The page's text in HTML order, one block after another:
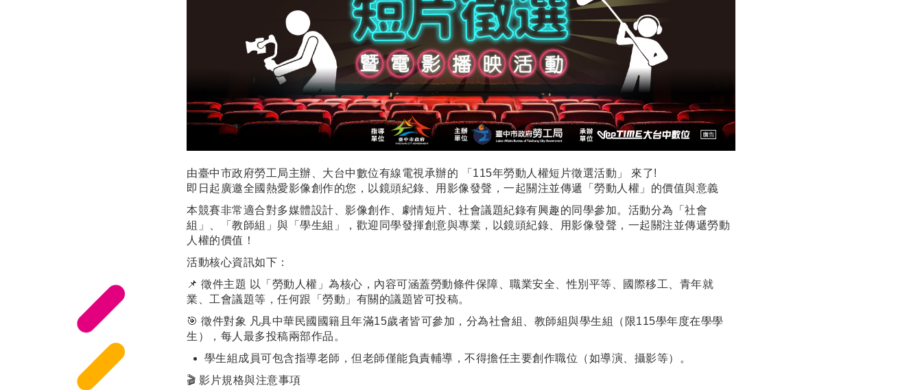
由臺中市政府勞工局主辦、大台中數位有線電視承辦的 「115年勞動人權短片徵選活動」 來了!
即日起廣邀全國熱愛影像創作的您，以鏡頭紀錄、用影像發聲， 一起關注並傳遞「勞動人權」的價值與意義
本競賽非常適合對多媒體設計、影像創作、劇情短片、社會議題紀錄有興趣的同學參加。活動分為「社會
組」、「教師組」與「學生組」，歡迎同學發揮創意與專業，以鏡頭紀錄、用影像發聲，一起關注並傳遞勞動
人權的價值！
活動核心資訊如下：
📌 徵件主題 以「勞動人權」為核心，內容可涵蓋勞動條件保障、職業安全、性別平等、國際移工、青年就
業、工會議題等，任何跟「勞動」有關的議題皆可投稿。
🎯 徵件對象 凡具中華民國國籍且年滿15歲者皆可參加，分為社會組、教師組與學生組（限115學年度在學學
生），每人最多投稿兩部作品。
學生組成員可包含指導老師，但老師僅能負責輔導，不得擔任主要創作職位（如導演、攝影等）。
🎬 影片規格與注意事項